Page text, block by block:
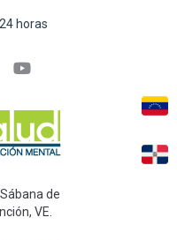
horas
de
VE.